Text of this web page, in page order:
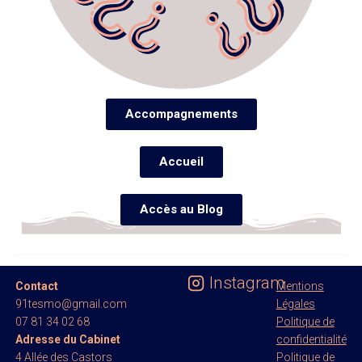
Accompagnements
Accueil
Accès au Blog
Contact
91tesmo@gmail.com
07 81 34 02 68
Adresse du Cabinet
4 Allée des Castors
InstagramMentions
Légales
Politique de
confidentialité
Politique de